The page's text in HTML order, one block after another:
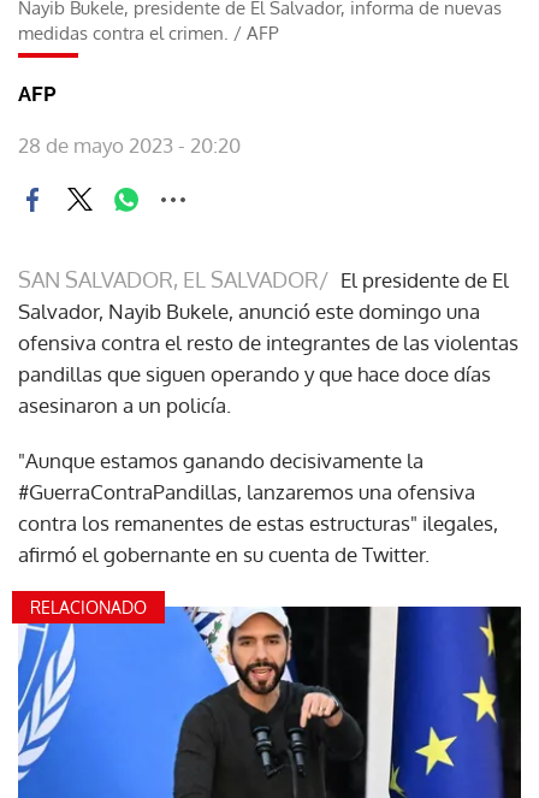
Nayib Bukele, presidente de El Salvador, informa de nuevas
medidas contra el crimen. / AFP
AFP
28 de mayo 2023 - 20:20
SAN SALVADOR, EL SALVADOR/ El presidente de El
Salvador, Nayib Bukele, anunció este domingo una
ofensiva contra el resto de integrantes de las violentas
pandillas que siguen operando y que hace doce días
asesinaron a un policía.
"Aunque estamos ganando decisivamente la
#GuerraContraPandillas, lanzaremos una ofensiva
contra los remanentes de estas estructuras" ilegales,
afirmó el gobernante en su cuenta de Twitter.
RELACIONADO